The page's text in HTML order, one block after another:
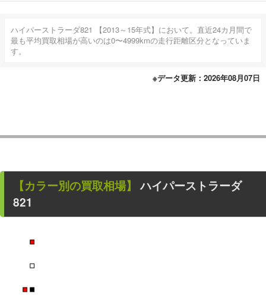
ハイパーストラーダ821 【2013～15年式】において。直近24カ月間で
最も平均買取相場が高いのは0〜4999kmの走行距離区分となっていま
す。
※データ更新：2026年08月07日
【カラー別の買取相場】 ハイパーストラーダ
821
■
■
■ ■